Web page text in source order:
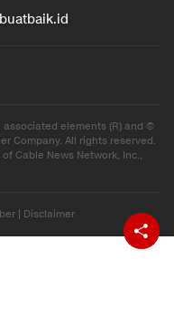
elements (R) and ©
Company. All rights reserved.
Cable News Network, Inc.,
Disclaimer